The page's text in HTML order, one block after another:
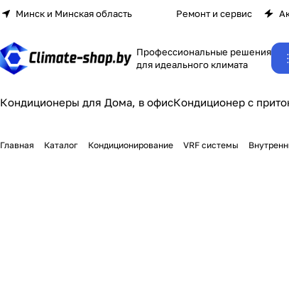
Минск и Минская область Ремонт и сервис
Профессиональные решения
для идеального климата
Кондиционеры для Дома, в офисКондиционер с
Главная Каталог Кондиционирование VRF системы